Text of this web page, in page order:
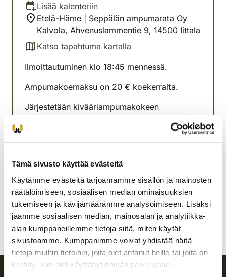
Tämä sivusto käyttää evästeitä
Käytämme evästeitä tarjoamamme sisällön ja mainosten
räätälöimiseen, sosiaalisen median ominaisuuksien
tukemiseen ja kävijämäärämme analysoimiseen. Lisäksi
jaamme sosiaalisen median, mainosalan ja analytiikka-
alan kumppaneillemme tietoja siitä, miten käytät
sivustoamme. Kumppanimme voivat yhdistää näitä
tietoja muihin tietoihin, joita olet antanut heille tai joita on
kerätty, kun olet käyttänyt heidän palvelujaan.
Lisää kalenteriin
Etelä-Häme | Seppälän ampumarata Oy
Kalvola, Ahvenuslammentie 9, 14500 Iittala
Katso tapahtuma kartalla
(avautuu uuteen välilehteen)
Ilmoittautuminen klo 18:45 mennessä.
Ampumakoemaksu on 20 € koekerralta.
Järjestetään kivääriampumakokeen
Hattulan-Kalvolan
Etelä-Häme
044 984 8919
hattula-kalvola@rhy.riista.fi